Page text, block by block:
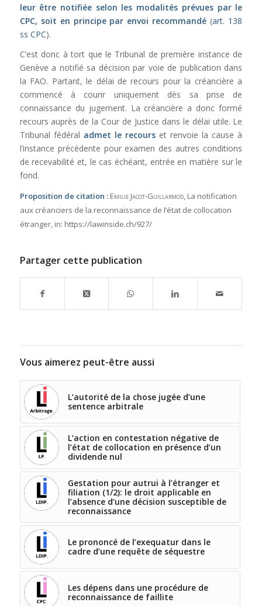
leur être notifiée selon les modalités prévues par le
CPC, soit en principe par envoi recommandé (art. 138
ss CPC).
C’est donc à tort que le Tribunal de première instance de
Genève a notifié sa décision par voie de publication dans
la FAO. Partant, le délai de recours pour la créancière a
commencé à courir uniquement dès sa prise de
connaissance du jugement. La créancière a donc formé
recours auprès de la Cour de Justice dans le délai utile. Le
Tribunal fédéral admet le recourset renvoie la cause à
l’instance précédente pour examen des autres conditions
de recevabilité et, le cas échéant, entrée en matière sur le
fond.
Proposition de citation : Emilie Jacot-Guillarmod, La notification
aux créanciers de la reconnaissance de l’état de collocation
étranger, in: https://lawinside.ch/927/
Partager cette publication
Vous aimerez peut-être aussi
L’autorité de la chose jugée d’une
sentence arbitrale
L’action en contestation négative de
l’état de collocation en présence d’un
dividende nul
Gestation pour autrui à l’étranger et
filiation (1/2): le droit applicable en
l’absence d’une décision susceptible de
reconnaissance
Le prononcé de l’exequatur dans le
cadre d’une requête de séquestre
Les dépens dans une procédure de
reconnaissance de faillite